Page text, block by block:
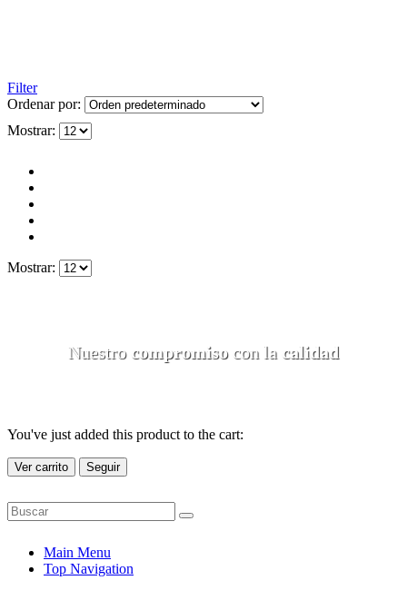
Filter
Ordenar por:
Mostrar:
Mostrar:
Nuestro compromisocon la calidad
You've just added this product to the cart:
Ver carrito Seguir
Main Menu
Top Navigation